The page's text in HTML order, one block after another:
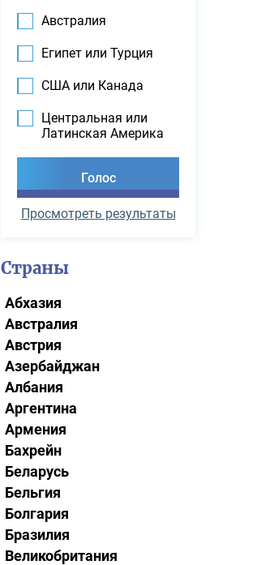
Австралия
Египет или Турция
США или Канада
Центральная или
Латинская Америка
Просмотреть результаты
Страны
Абхазия
Австралия
Австрия
Азербайджан
Албания
Аргентина
Армения
Бахрейн
Беларусь
Бельгия
Болгария
Бразилия
Великобритания